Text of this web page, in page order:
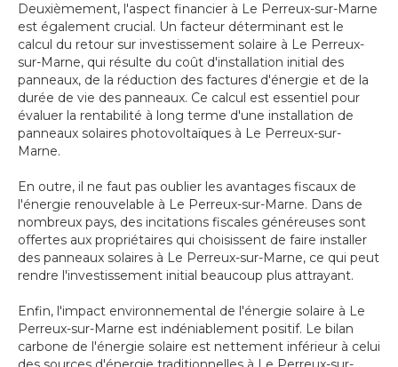
Deuxièmement, l'aspect financier à Le Perreux-sur-Marne
est également crucial. Un facteur déterminant est le
calcul du retour sur investissement solaire à Le Perreux-
sur-Marne, qui résulte du coût d'installation initial des
panneaux, de la réduction des factures d'énergie et de la
durée de vie des panneaux. Ce calcul est essentiel pour
évaluer la rentabilité à long terme d'une installation de
panneaux solaires photovoltaïques à Le Perreux-sur-
Marne.
En outre, il ne faut pas oublier les avantages fiscaux de
l'énergie renouvelable à Le Perreux-sur-Marne. Dans de
nombreux pays, des incitations fiscales généreuses sont
offertes aux propriétaires qui choisissent de faire installer
des panneaux solaires à Le Perreux-sur-Marne, ce qui peut
rendre l'investissement initial beaucoup plus attrayant.
Enfin, l'impact environnemental de l'énergie solaire à Le
Perreux-sur-Marne est indéniablement positif. Le bilan
carbone de l'énergie solaire est nettement inférieur à celui